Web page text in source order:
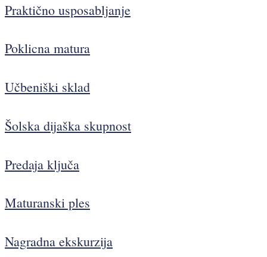
Praktično usposabljanje
Poklicna matura
Učbeniški sklad
Šolska dijaška skupnost
Predaja ključa
Maturanski ples
Nagradna ekskurzija